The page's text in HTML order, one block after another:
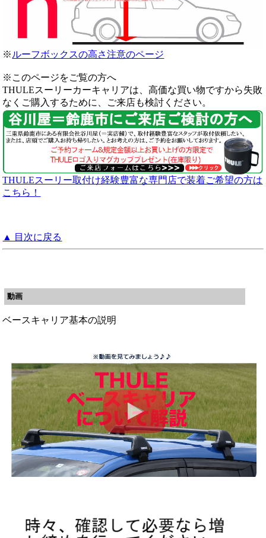
※ ルーフボックスの高さ注意のページ
※このページをご覧の方へ
THULEスーリーカーキャリアは、高価な買い物ですから失敗
なくご購入するために、ご来店も検討ください。
THULEスーリー取付け経験豊富な専門店で装着ご希望の方は
こちら！
▲ 目次に戻る
動画
ベースキャリア基本の説明